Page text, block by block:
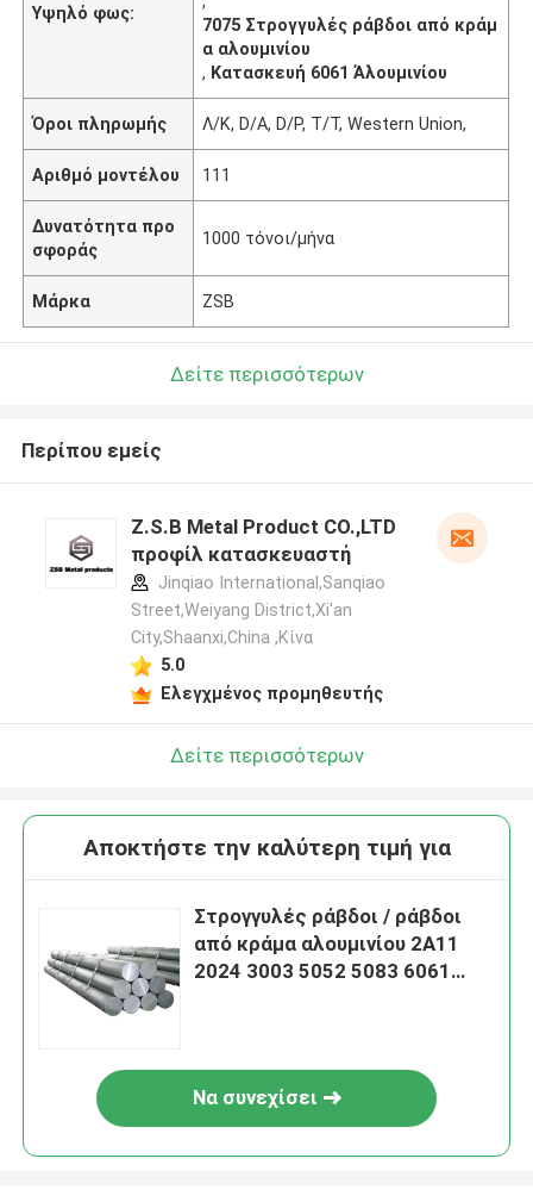
Υψηλό φως:
7075 Στρογγυλές ράβδοι από κράμ
α αλουμινίου
, Κατασκευή 6061 Άλουμινίου
Όροι πληρωμής Λ/Κ, D/A, D/P, T/T, Western Union,
Αριθμό μοντέλου 111
Δυνατότητα προ
σφοράς
1000 τόνοι/μήνα
Μάρκα ZSB
Δείτε περισσότερων
Περίπου εμείς
Z.S.B Metal Product CO.,LTD
προφίλ κατασκευαστή
Jinqiao International,Sanqiao
Street,Weiyang District,Xi'an
City,Shaanxi,China ,Κίνα
5.0
Ελεγχμένος προμηθευτής
Δείτε περισσότερων
Αποκτήστε την καλύτερη τιμή για
Στρογγυλές ράβδοι / ράβδοι
από κράμα αλουμινίου 2A11
2024 3003 5052 5083 6061
Να συνεχίσει